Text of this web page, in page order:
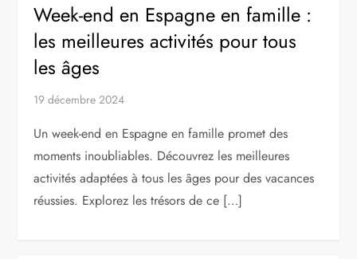
Week-end en Espagne en famille :
les meilleures activités pour tous
les âges
19 décembre 2024
Un week-end en Espagne en famille promet des
moments inoubliables. Découvrez les meilleures
activités adaptées à tous les âges pour des vacances
réussies. Explorez les trésors de ce […]